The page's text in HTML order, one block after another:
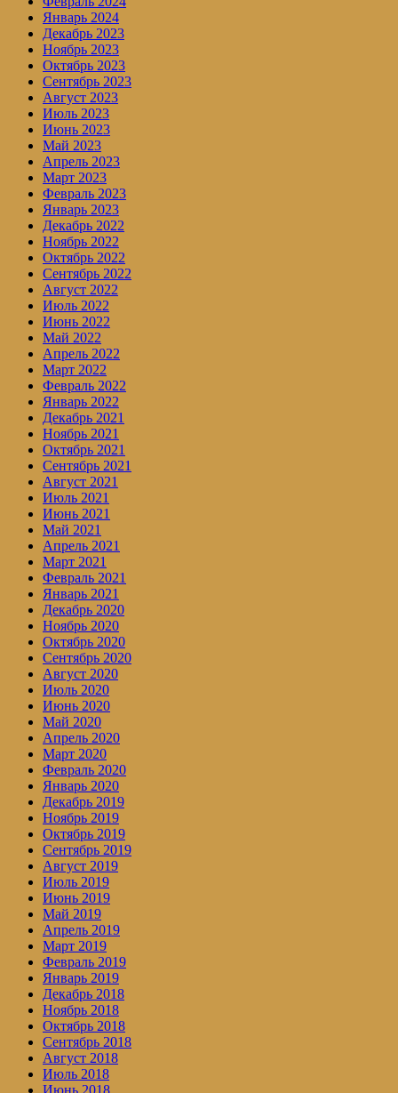
Январь 2024
Декабрь 2023
Ноябрь 2023
Октябрь 2023
Сентябрь 2023
Август 2023
Июль 2023
Июнь 2023
Май 2023
Апрель 2023
Март 2023
Февраль 2023
Январь 2023
Декабрь 2022
Ноябрь 2022
Октябрь 2022
Сентябрь 2022
Август 2022
Июль 2022
Июнь 2022
Май 2022
Апрель 2022
Март 2022
Февраль 2022
Январь 2022
Декабрь 2021
Ноябрь 2021
Октябрь 2021
Сентябрь 2021
Август 2021
Июль 2021
Июнь 2021
Май 2021
Апрель 2021
Март 2021
Февраль 2021
Январь 2021
Декабрь 2020
Ноябрь 2020
Октябрь 2020
Сентябрь 2020
Август 2020
Июль 2020
Июнь 2020
Май 2020
Апрель 2020
Март 2020
Февраль 2020
Январь 2020
Декабрь 2019
Ноябрь 2019
Октябрь 2019
Сентябрь 2019
Август 2019
Июль 2019
Июнь 2019
Май 2019
Апрель 2019
Март 2019
Февраль 2019
Январь 2019
Декабрь 2018
Ноябрь 2018
Октябрь 2018
Сентябрь 2018
Август 2018
Июль 2018
Июнь 2018